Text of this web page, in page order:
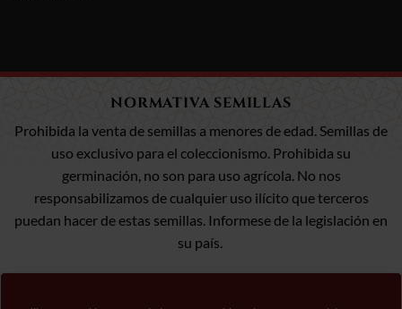
NORMATIVA SEMILLAS
Prohibida la venta de semillas a menores de edad. Semillas de
uso exclusivo para el coleccionismo. Prohibida su
germinación, no son para uso agrícola. No nos
responsabilizamos de cualquier uso ilícito que terceros
puedan hacer de estas semillas. Informese de la legislación en
su país.